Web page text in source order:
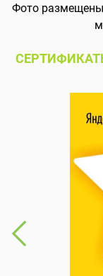
Фото размещены